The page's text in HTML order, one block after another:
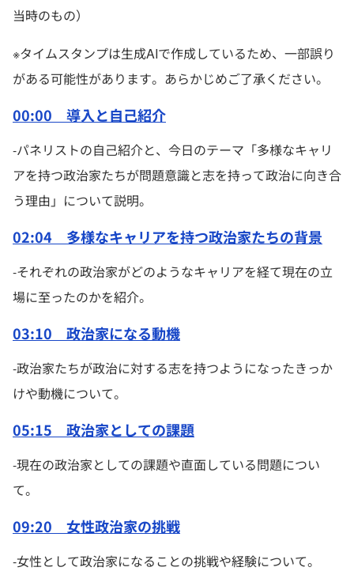
当時のもの）
※タイムスタンプは生成AIで作成しているため、一部誤り
がある可能性があります。あらかじめご了承ください。
00:00 導入と自己紹介
-パネリストの自己紹介と、今日のテーマ「多様なキャリ
アを持つ政治家たちが問題意識と志を持って政治に向き合
う理由」について説明。
02:04 多様なキャリアを持つ政治家たちの背景
-それぞれの政治家がどのようなキャリアを経て現在の立
場に至ったのかを紹介。
03:10 政治家になる動機
-政治家たちが政治に対する志を持つようになったきっか
けや動機について。
05:15 政治家としての課題
-現在の政治家としての課題や直面している問題につい
て。
09:20 女性政治家の挑戦
-女性として政治家になることの挑戦や経験について。